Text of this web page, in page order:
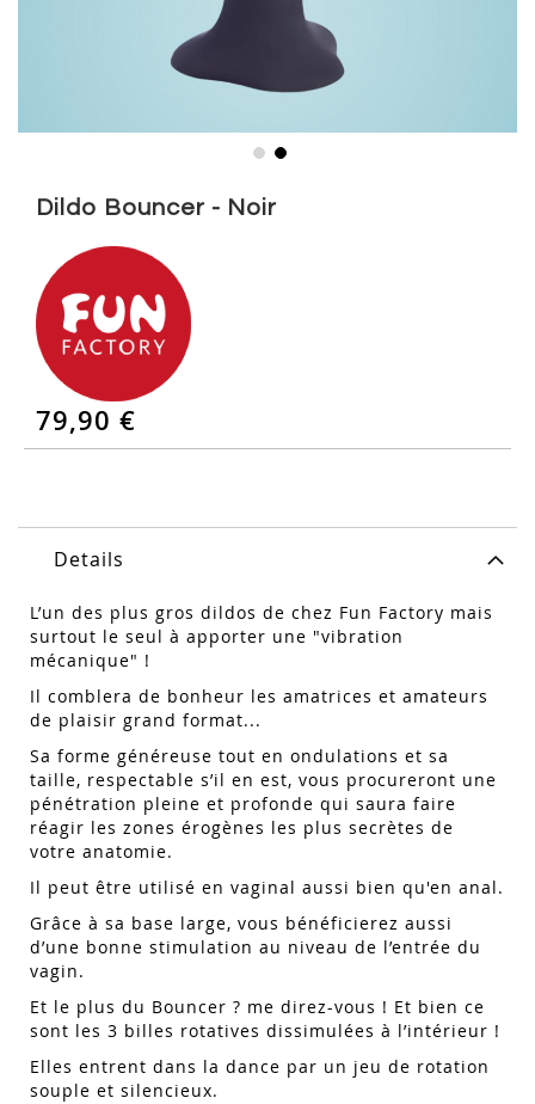
beginning
the
images
gallery
Dildo Bouncer - Noir
79,90 €
Details
L’un des plus gros dildos de chez Fun Factory mais
surtout le seul à apporter une "vibration
mécanique" !
Il comblera de bonheur les amatrices et amateurs
de plaisir grand format...
Sa forme généreuse tout en ondulations et sa
taille, respectable s’il en est, vous procureront une
pénétration pleine et profonde qui saura faire
réagir les zones érogènes les plus secrètes de
votre anatomie.
Il peut être utilisé en vaginal aussi bien qu'en anal.
Grâce à sa base large, vous bénéficierez aussi
d’une bonne stimulation au niveau de l’entrée du
vagin.
Et le plus du Bouncer ? me direz-vous ! Et bien ce
sont les 3 billes rotatives dissimulées à l’intérieur !
Elles entrent dans la dance par un jeu de rotation
souple et silencieux.